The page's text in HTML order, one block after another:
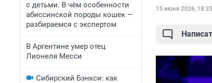
с детьми. В чём особенности
абиссинской породы кошек —
разбираемся с экспертом
В Аргентине умер отец
Лионеля Месси
Сибирский Бэнкси: как
15 июня 2026, 18:35